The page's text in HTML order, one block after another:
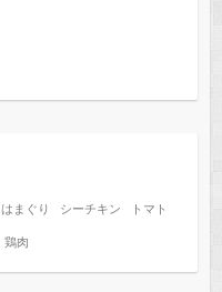
はまぐり シーチキン トマト
鶏肉